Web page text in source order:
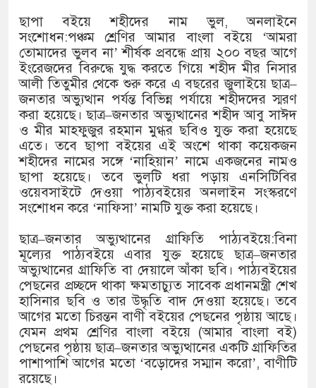
ছাপা বইয়ে শহীদের নাম ভুল, অনলাইনে
সংশোধন:পঞ্চম শ্রেণির আমার বাংলা বইয়ে ‘আমরা
তোমাদের ভুলব না’ শীর্ষক প্রবন্ধে প্রায় ২০০ বছর আগে
ইংরেজদের বিরুদ্ধে যুদ্ধ করতে গিয়ে শহীদ মীর নিসার
আলী তিতুমীর থেকে শুরু করে এ বছরের জুলাইয়ে ছাত্র–
জনতার অভ্যুত্থান পর্যন্ত বিভিন্ন পর্যায়ে শহীদদের স্মরণ
করা হয়েছে। ছাত্র–জনতার অভ্যুত্থানের শহীদ আবু সাঈদ
ও মীর মাহফুজুর রহমান মুগ্ধর ছবিও যুক্ত করা হয়েছে
এতে। তবে ছাপা বইয়ের এই অংশে থাকা কয়েকজন
শহীদের নামের সঙ্গে ‘নাহিয়ান’ নামে একজনের নামও
ছাপা হয়েছে। তবে ভুলটি ধরা পড়ায় এনসিটিবির
ওয়েবসাইটে দেওয়া পাঠ্যবইয়ের অনলাইন সংস্করণে
সংশোধন করে ‘নাফিসা’ নামটি যুক্ত করা হয়েছে।
ছাত্র–জনতার অভ্যুত্থানের গ্রাফিতি পাঠ্যবইয়ে:বিনা
মূল্যের পাঠ্যবইয়ে এবার যুক্ত হয়েছে ছাত্র–জনতার
অভ্যুত্থানের গ্রাফিতি বা দেয়ালে আঁকা ছবি। পাঠ্যবইয়ের
পেছনের প্রচ্ছদে থাকা ক্ষমতাচ্যুত সাবেক প্রধানমন্ত্রী শেখ
হাসিনার ছবি ও তার উদ্ধৃতি বাদ দেওয়া হয়েছে। তবে
আগের মতো চিরন্তন বাণী বইয়ের পেছনের পৃষ্ঠায় আছে।
যেমন প্রথম শ্রেণির বাংলা বইয়ে (আমার বাংলা বই)
পেছনের পৃষ্ঠায় ছাত্র–জনতার অভ্যুত্থানের একটি গ্রাফিতির
পাশাপাশি আগের মতো ‘বড়োদের সম্মান করো’, বাণীটি
রয়েছে।